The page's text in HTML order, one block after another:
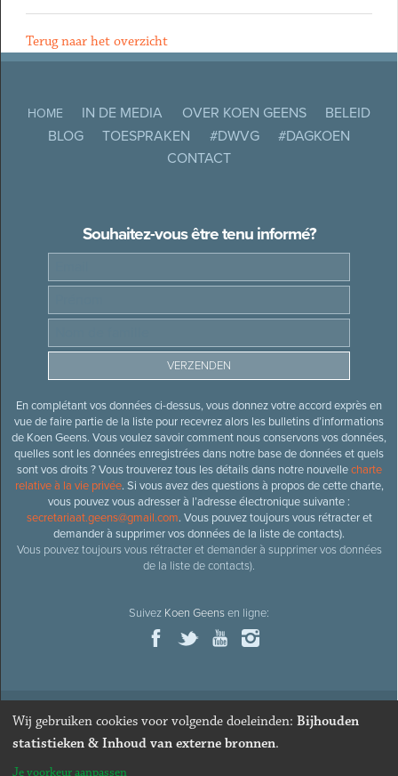
Terug naar het overzicht
HOME IN DE MEDIA OVER KOEN GEENS
BELEID
BLOG
TOESPRAKEN #DWVG
#DAGKOEN
CONTACT
Souhaitez-vous être tenu informé?
En complétant vos données ci-dessus, vous donnez votre accord exprès en
vue de faire partie de la liste pour recevrez alors les bulletins d’informations
de Koen Geens. Vous voulez savoir comment nous conservons vos données,
quelles sont les données enregistrées dans notre base de données et quels
sont vos droits ? Vous trouverez tous les détails dans notre nouvellecharte
relative à la vie privée. Si vous avez des questions à propos de cette charte,
vous pouvez vous adresser à l’adresse électronique suivante :
secretariaat.geens@gmail.com. Vous pouvez toujours vous rétracter et
demander à supprimer vos données de la liste de contacts).
Vous pouvez toujours vous rétracter et demander à supprimer vos données
de la liste de contacts).
Suivez Koen Geensen ligne:
© 2026Ancien ministre et député honoraire
Webdesign & développement par Zenjoy de Louvain
Wij gebruiken cookies voor volgende doeleinden: Bijhouden
statistieken & Inhoud van externe bronnen.
Je voorkeur aanpassen